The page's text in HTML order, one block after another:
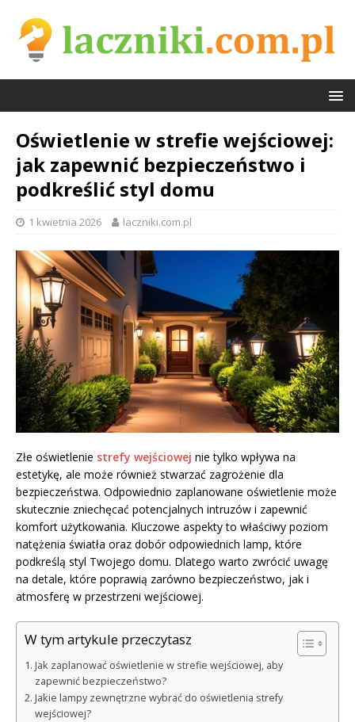
Oświetlenie w strefie wejściowej:
jak zapewnić bezpieczeństwo i
podkreślić styl domu
1 kwietnia 2026 laczniki.com.pl
Złe oświetlenie strefy wejściowej nie tylko wpływa na
estetykę, ale może również stwarzać zagrożenie dla
bezpieczeństwa. Odpowiednio zaplanowane oświetlenie może
skutecznie zniechęcać potencjalnych intruzów i zapewnić
komfort użytkowania. Kluczowe aspekty to właściwy poziom
natężenia światła oraz dobór odpowiednich lamp, które
podkreślą styl Twojego domu. Dlatego warto zwrócić uwagę
na detale, które poprawią zarówno bezpieczeństwo, jak i
atmosferę w przestrzeni wejściowej.
W tym artykule przeczytasz
Jak zaplanować oświetlenie w strefie wejściowej, aby
zapewnić bezpieczeństwo?
Jakie lampy zewnętrzne wybrać do oświetlenia strefy
wejściowej?